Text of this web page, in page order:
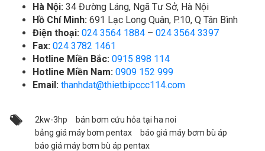
Hà Nội: 34 Đường Láng, Ngã Tư Sở, Hà Nội
Hồ Chí Minh: 691 Lạc Long Quân, P.10, Q Tân Bình
Điện thoại: 024 3564 1884 – 024 3564 3397
Fax: 024 3782 1461
Hotline Miền Bắc: 0915 898 114
Hotline Miền Nam: 0909 152 999
Email: thanhdat@thietbipccc114.com
2kw-3hp
bán bơm cứu hỏa tại ha noi
bảng giá máy bơm pentax
báo giá máy bơm bù áp
báo giá máy bơm bù áp pentax